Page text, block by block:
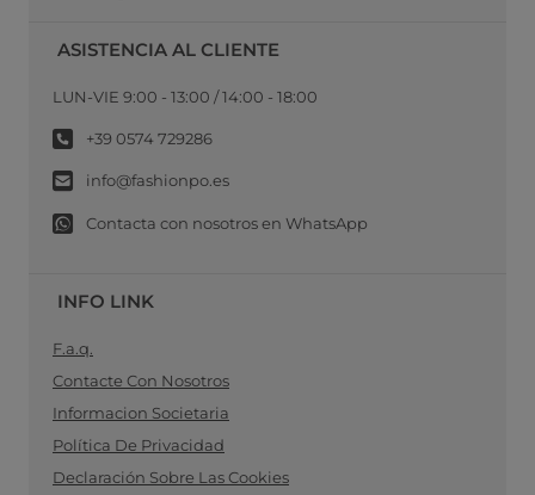
ASISTENCIA AL CLIENTE
LUN-VIE 9:00 - 13:00 / 14:00 - 18:00
+39 0574 729286
info@fashionpo.es
Contacta con nosotros en WhatsApp
INFO LINK
F.a.q.
Contacte Con Nosotros
Informacion Societaria
Política De Privacidad
Declaración Sobre Las Cookies